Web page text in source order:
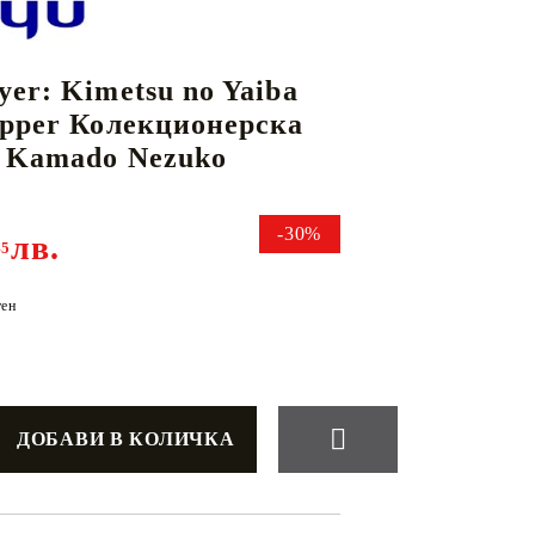
RIFTBOUND: LEAGUE OF LEGENDS
TCG
GUNDAM CARD GAME
Kimetsu no Yaiba
Колекционерска
Nezuko
-30%
лв.